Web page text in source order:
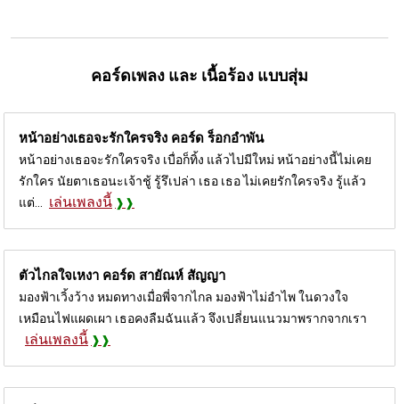
คอร์ดเพลง และ เนื้อร้อง แบบสุ่ม
หน้าอย่างเธอจะรักใครจริง คอร์ด ร็อกอำพัน
หน้าอย่างเธอจะรักใครจริง เบื่อก็ทิ้ง แล้วไปมีใหม่ หน้าอย่างนี้ไม่เคย
รักใคร นัยตาเธอนะเจ้าชู้ รู้รึเปล่า เธอ เธอ ไม่เคยรักใครจริง รู้แล้ว
แต่... เล่นเพลงนี้
ตัวไกลใจเหงา คอร์ด สายัณห์ สัญญา
มองฟ้าเวิ้งว้าง หมดทางเมื่อพี่จากไกล มองฟ้าไม่อำไพ ในดวงใจ
เหมือนไฟแผดเผา เธอคงลืมฉันแล้ว จึงเปลี่ยนแนวมาพรากจากเรา
เล่นเพลงนี้